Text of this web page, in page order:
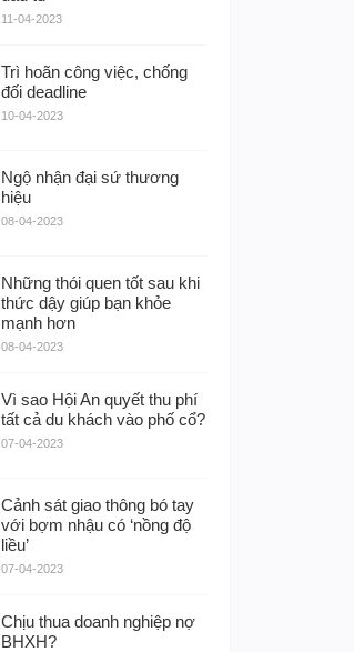
11-04-2023
Trì hoãn công việc, chống
đối deadline
10-04-2023
Ngộ nhận đại sứ thương
hiệu
08-04-2023
Những thói quen tốt sau khi
thức dậy giúp bạn khỏe
mạnh hơn
08-04-2023
Vì sao Hội An quyết thu phí
tất cả du khách vào phố cổ?
07-04-2023
Cảnh sát giao thông bó tay
với bợm nhậu có ‘nồng độ
liều’
07-04-2023
Chịu thua doanh nghiệp nợ
BHXH?